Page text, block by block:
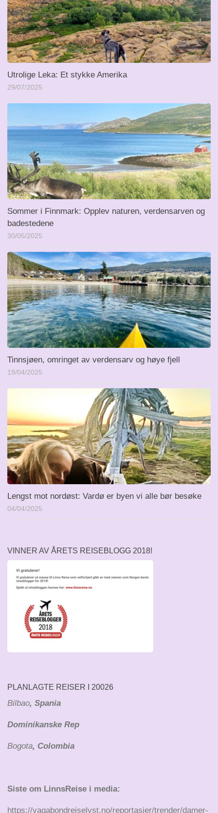
Utrolige Leka: Et stykke Amerika
29/07/2025
Sommer i Finnmark: Opplev naturen, verdensarven og
badestedene
30/05/2025
Tinnsjøen, omringet av verdensarv og høye fjell
19/04/2025
Lengst mot nordøst: Vardø er byen vi alle bør besøke
04/04/2025
VINNER AV ÅRETS REISEBLOGG 2018!
PLANLAGTE REISER I 20026
Bilbao, Spania
Dominikanske Rep
Bogota, Colombia
Siste om LinnsReise i media:
https://vagabondreiselyst.no/reportasjer/trender/damer-